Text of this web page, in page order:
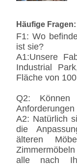
Häufige Fragen:
F1: Wo
ist sie?
A1:Unsere
Industrial
Fläche von
Q2:
A2: Natürlich
die
älteren
alle nach